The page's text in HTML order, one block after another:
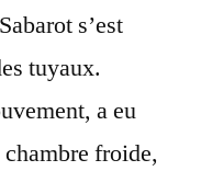
s’est
tuyaux.
a eu
froide,